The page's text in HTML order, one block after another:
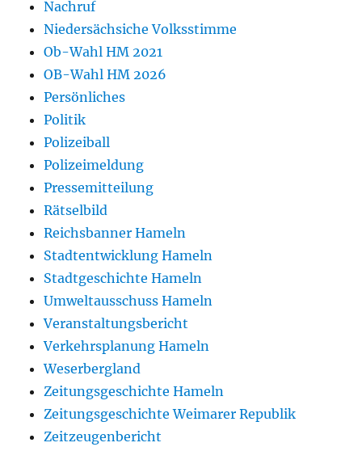
Nachruf
Niedersächsiche Volksstimme
Ob-Wahl HM 2021
OB-Wahl HM 2026
Persönliches
Politik
Polizeiball
Polizeimeldung
Pressemitteilung
Rätselbild
Reichsbanner Hameln
Stadtentwicklung Hameln
Stadtgeschichte Hameln
Umweltausschuss Hameln
Veranstaltungsbericht
Verkehrsplanung Hameln
Weserbergland
Zeitungsgeschichte Hameln
Zeitungsgeschichte Weimarer Republik
Zeitzeugenbericht